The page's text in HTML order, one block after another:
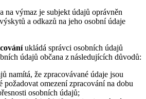
na výmaz je subjekt údajů oprávněn
a odkazů na jeho osobní údaje
ukládá správci osobních údajů
údajů občana z následujících důvodů:
namítá, že zpracovávané údaje jsou
požadovat omezení zpracování na dobu
osobních údajů;